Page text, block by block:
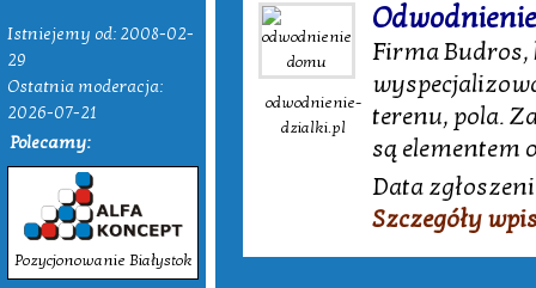
Istniejemy od: 2008-02-
29
Ostatnia moderacja:
2026-07-21
Polecamy:
Pozycjonowanie Białystok
odwodnienie-
dzialki.pl
Firma
terenu, pola.
są elementem
Data
Szczegóły